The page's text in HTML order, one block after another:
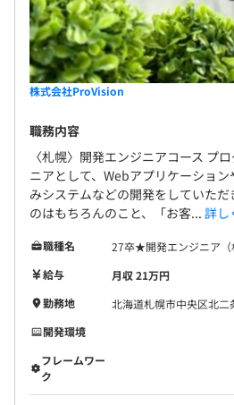
株式会社ProVision
職務内容
〈札幌〉開発エンジニアコース プ
ニアとして、Webアプリケーショ
みシステムなどの開発をしていた
のはもちろんのこと、「お客... 詳し
職種名
27卒★開発エンジニア（
給与
月収 21万円
勤務地
北海道札幌市中央区北
開発環境
フレームワー
ク